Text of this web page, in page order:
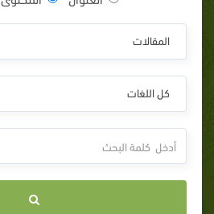
المقالات
كل اللغات